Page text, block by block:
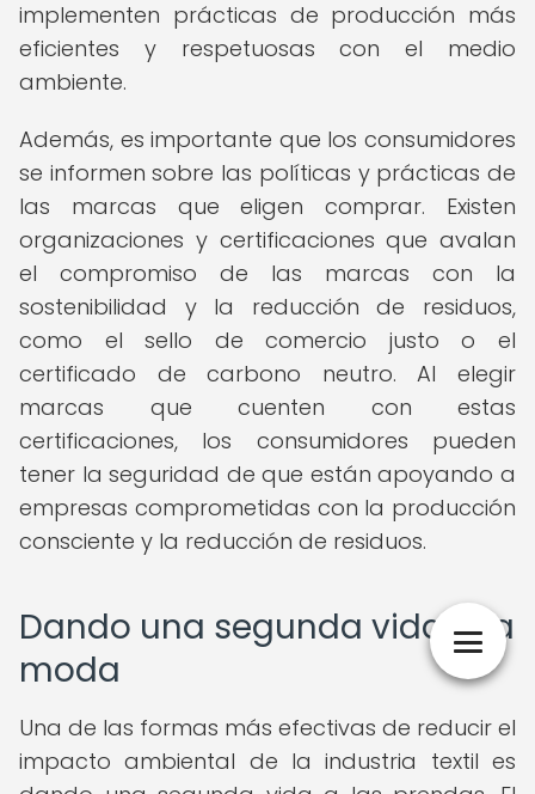
implementen prácticas de producción más
eficientes y respetuosas con el medio
ambiente.
Además, es importante que los consumidores
se informen sobre las políticas y prácticas de
las marcas que eligen comprar. Existen
organizaciones y certificaciones que avalan
el compromiso de las marcas con la
sostenibilidad y la reducción de residuos,
como el sello de comercio justo o el
certificado de carbono neutro. Al elegir
marcas que cuenten con estas
certificaciones, los consumidores pueden
tener la seguridad de que están apoyando a
empresas comprometidas con la producción
consciente y la reducción de residuos.
Dando una segunda vida a la
moda
Una de las formas más efectivas de reducir el
impacto ambiental de la industria textil es